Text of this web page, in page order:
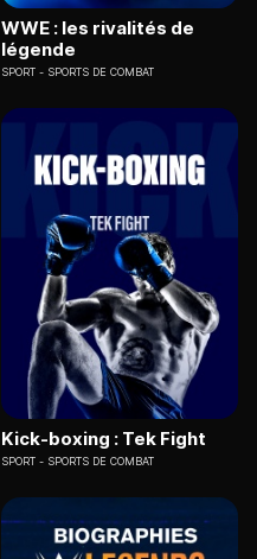
WWE : les rivalités de
légende
SPORT SPORTS DE COMBAT
Kick-boxing : Tek Fight
SPORT SPORTS DE COMBAT